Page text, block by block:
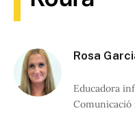
Rosa
Educadora
Comunicació